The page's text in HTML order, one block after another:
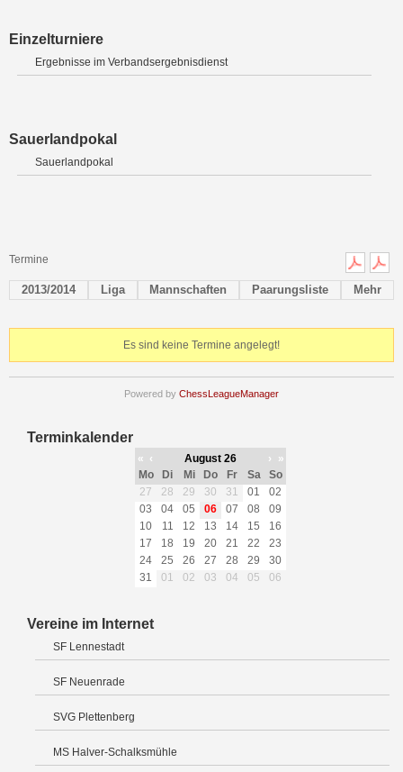
Einzelturniere
Ergebnisse im Verbandsergebnisdienst
Sauerlandpokal
Sauerlandpokal
Termine
2013/2014 Liga Mannschaften Paarungsliste Mehr
Es sind keine Termine angelegt!
Powered by ChessLeagueManager
Terminkalender
« ‹ August 26 ›
»
Mo
Di Mi Do Fr Sa
So
27
28 29 30 31 01
02
03
04 05 06 07 08
09
10
11 12 13 14 15
16
17
18 19 20 21 22
23
24
25 26 27 28 29
30
31
01 02 03 04 05 06
Vereine im Internet
SF Lennestadt
SF Neuenrade
SVG Plettenberg
MS Halver-Schalksmühle